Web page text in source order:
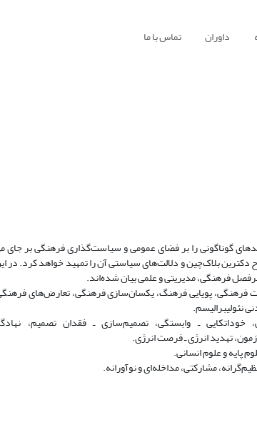
داوران تماس با ما
گوناگونی را بر فضای عمومی و سیاست‌گذاری فرهنگی بر
بلاک‌چین و دلالت‌های سیاستی آن را تمهید خواهد کرد. در
فرهنگی، مدیریتی و علمی بیان شده‌اند.
فرهنگی، پویایی فرهنگ، یکسان‌سازی فرهنگی، تعارض‌های
نئولیبرالیسم.
ـ وابستگی، تصمیم‌سازی‌ ـ فقدان تصمیم،
تهدید انرژی ـ فرصت انرژی.
پایه و علوم انسانی.
مشارکتی، مداخله‌ای و نوآورانه.